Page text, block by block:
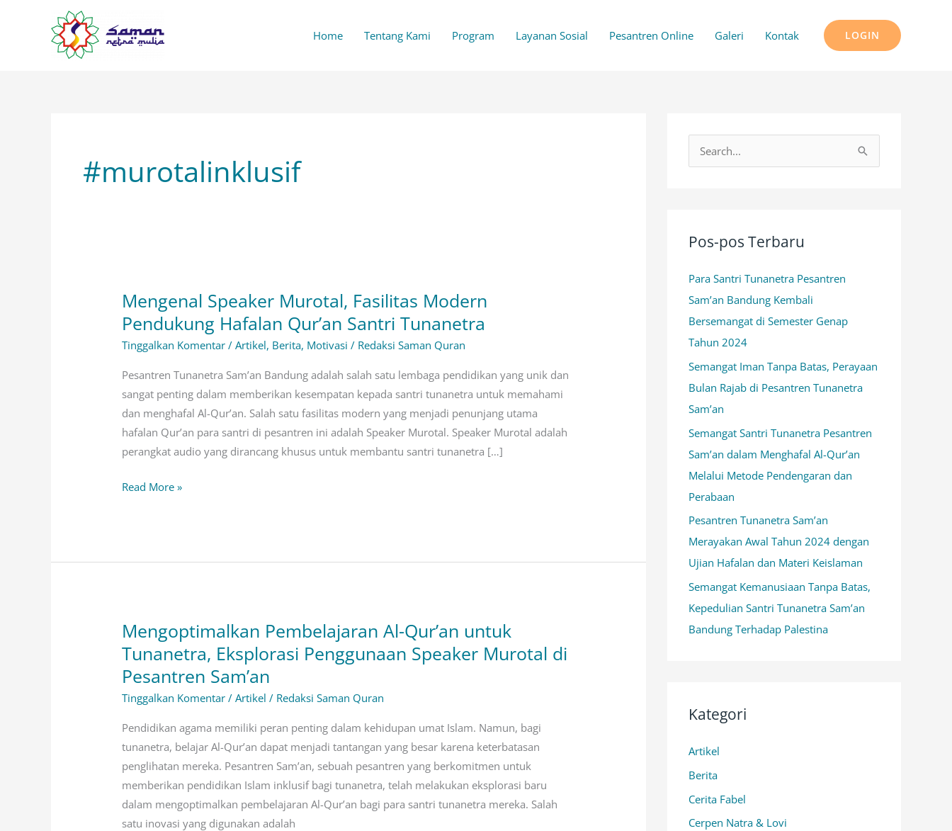
Home Tentang Kami Program Layanan Sosial Pesantren Online Galeri Kontak LOGIN
#murotalinklusif
Mengenal Speaker Murotal, Fasilitas Modern
Pendukung Hafalan Qur’an Santri Tunanetra
Tinggalkan Komentar /Artikel, Berita, Motivasi / Redaksi Saman Quran
Pesantren Tunanetra Sam’an Bandung adalah salah satu lembaga pendidikan yang unik dan
sangat penting dalam memberikan kesempatan kepada santri tunanetra untuk memahami
dan menghafal Al-Qur’an. Salah satu fasilitas modern yang menjadi penunjang utama
hafalan Qur’an para santri di pesantren ini adalah Speaker Murotal. Speaker Murotal adalah
perangkat audio yang dirancang khusus untuk membantu santri tunanetra […]
Mengenal
Speaker
Fasilitas
Modern
Pendukung
Hafalan
Qur’an
Santri
Read More »
Mengoptimalkan Pembelajaran Al-Qur’an untuk
Tunanetra, Eksplorasi Penggunaan Speaker Murotal di
Pesantren Sam’an
Tinggalkan Komentar /Artikel / Redaksi Saman Quran
Pendidikan agama memiliki peran penting dalam kehidupan umat Islam. Namun, bagi
tunanetra, belajar Al-Qur’an dapat menjadi tantangan yang besar karena keterbatasan
penglihatan mereka. Pesantren Sam’an, sebuah pesantren yang berkomitmen untuk
memberikan pendidikan Islam inklusif bagi tunanetra, telah melakukan eksplorasi baru
dalam mengoptimalkan pembelajaran Al-Qur’an bagi para santri tunanetra mereka. Salah
satu inovasi yang digunakan adalah
Mengoptimalkan
Pembelajaran
Qur’an
untuk
Tunanetra,
Eksplorasi
Penggunaan
Speaker
Murotal
di
u
t
u
k
Pos-pos Terbaru
Para Santri Tunanetra Pesantren
Sam’an Bandung Kembali
Bersemangat di Semester Genap
Tahun 2024
Semangat Iman Tanpa Batas, Perayaan
Bulan Rajab di Pesantren Tunanetra
Sam’an
Semangat Santri Tunanetra Pesantren
Sam’an dalam Menghafal Al-Qur’an
Melalui Metode Pendengaran dan
Perabaan
Pesantren Tunanetra Sam’an
Merayakan Awal Tahun 2024 dengan
Ujian Hafalan dan Materi Keislaman
Semangat Kemanusiaan Tanpa Batas,
Kepedulian Santri Tunanetra Sam’an
Bandung Terhadap Palestina
Kategori
Artikel
Berita
Cerita Fabel
Cerpen Natra & Lovi